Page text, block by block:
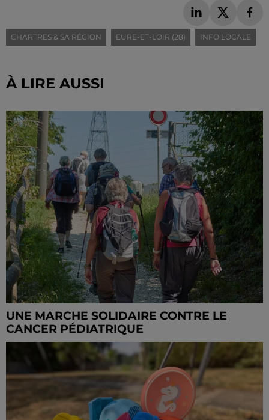
CHARTRES & SA RÉGION EURE-ET-LOIR (28) INFO LOCALE
À LIRE AUSSI
UNE MARCHE SOLIDAIRE CONTRE LE
CANCER PÉDIATRIQUE